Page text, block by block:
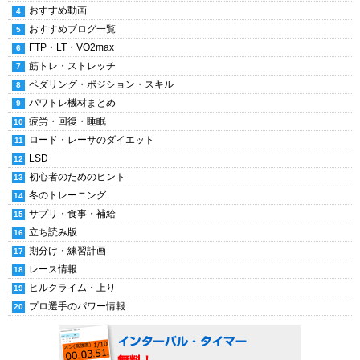
おすすめ動画
おすすめブログ一覧
FTP・LT・VO2max
筋トレ・ストレッチ
ペダリング・ポジション・スキル
パワトレ機材まとめ
疲労・回復・睡眠
ロード・レーサのダイエット
LSD
初心者のためのヒント
冬のトレーニング
サプリ・食事・補給
立ち読み版
期分け・練習計画
レース情報
ヒルクライム・上り
プロ選手のパワー情報